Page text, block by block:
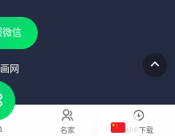
微信
网
名家 APP下载